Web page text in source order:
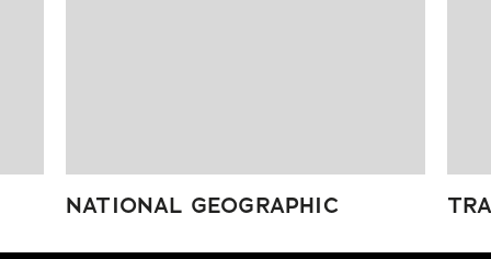
NATIONAL GEOGRAPHIC